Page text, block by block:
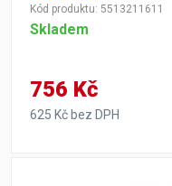
Kód produktu: 5513211611
Skladem
756 Kč
625 Kč bez DPH